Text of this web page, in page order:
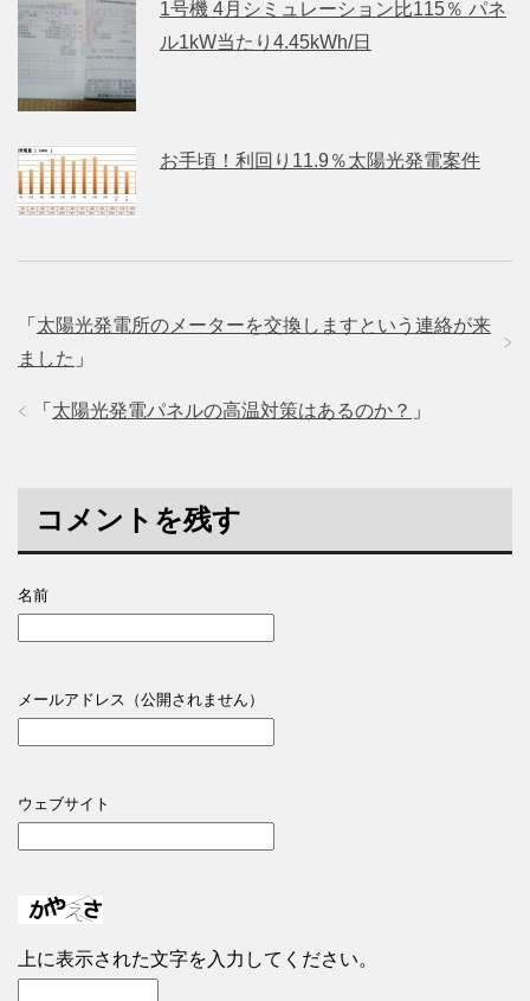
1号機 4月シミュレーション比115％ パネ
ル1kW当たり4.45kWh/日
お手頃！利回り11.9％太陽光発電案件
「 太陽光発電所のメーターを交換しますという連絡が来
ました 」
「 太陽光発電パネルの高温対策はあるのか？ 」
コメントを残す
名前
メールアドレス（公開されません）
ウェブサイト
上に表示された文字を入力してください。